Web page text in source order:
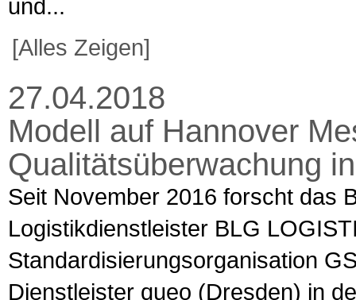
und...
[Alles Zeigen]
27.04.2018
Modell auf Hannover
Qualitätsüberwachung
Seit November 2016 forscht das
Logistikdienstleister BLG
Standardisierungsorganisation
Dienstleister queo (Dresden) in